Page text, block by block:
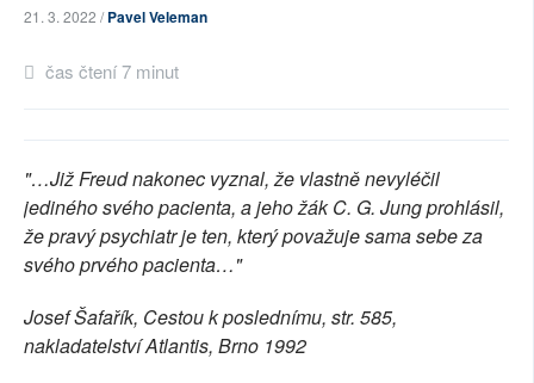
PŘÍSPĚVKY NA PROVOZ
SOCIÁLNÍ SÍTĚ
PLNÁ VERZE STRÁNEK
21. 3. 2022 /Pavel Veleman
čas čtení 7 minut
"…Již Freud nakonec vyznal, že vlastně nevyléčil
jediného svého pacienta, a jeho žák C. G. Jung prohlásil,
že pravý psychiatr je ten, který považuje sama sebe za
svého prvého pacienta…"
Josef Šafařík, Cestou k poslednímu, str. 585,
nakladatelství Atlantis, Brno 1992